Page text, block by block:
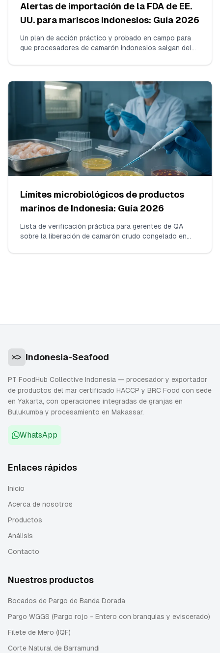
Alertas de importación de la FDA de EE.
UU. para mariscos indonesios: Guía 2026
Un plan de acción práctico y probado en campo para
que procesadores de camarón indonesios salgan del
ensamblaje del paquete de evidencia y cómo
comunicarse con la FDA.
Límites microbiológicos de productos
marinos de Indonesia: Guía 2026
Lista de verificación práctica para gerentes de QA
sobre la liberación de camarón crudo congelado en
Indonesia-Seafood
PT FoodHub Collective Indonesia — procesador y exportador
de productos del mar certificado HACCP y BRC Food con sede
en Yakarta, con operaciones integradas de granjas en
Bulukumba y procesamiento en Makassar.
WhatsApp
Enlaces rápidos
Inicio
Acerca de nosotros
Productos
Análisis
Contacto
Nuestros productos
Bocados de Pargo de Banda Dorada
Pargo WGGS (Pargo rojo - Entero con branquias y eviscerado)
Filete de Mero (IQF)
Corte Natural de Barramundi